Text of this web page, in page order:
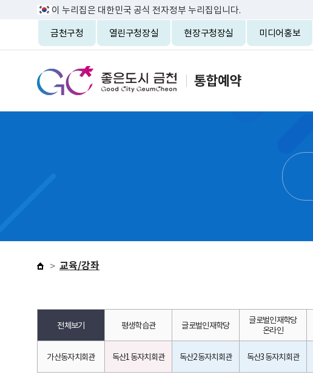
이 누리집은 대한민국 공식 전자정부 누리집입니다.
금천구청 열린구청장실 현장구청장실 미디어홍보
교육/강좌
전체보기 평생학습관 글로벌인재학당
글로벌인재학당
온라인
가산동자치회관 독산1동자치회관 독산2동자치회관 독산3동자치회관